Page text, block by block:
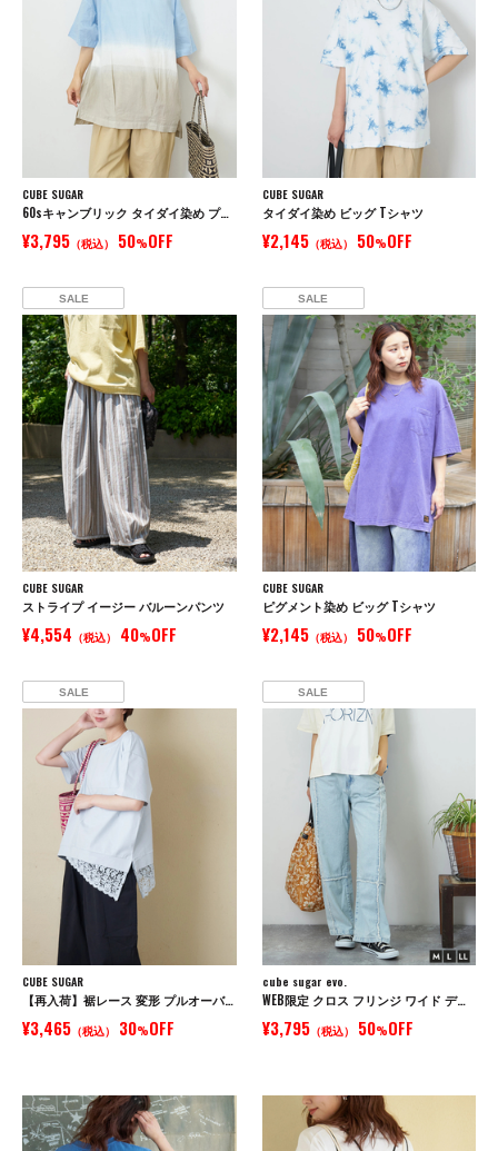
CUBE SUGAR
60sキャンブリック タイダイ染め プルオーバーシャツ
¥3,795 （税込） 50%OFF
CUBE SUGAR
タイダイ染め ビッグ Tシャツ
¥2,145（税込） 50%OFF
SALE
CUBE SUGAR
ストライプ イージー バルーンパンツ
¥4,554 （税込） 40%OFF
SALE
CUBE SUGAR
ピグメント染め ビッグ Tシャツ
¥2,145（税込） 50%OFF
SALE
CUBE SUGAR
【再入荷】裾レース 変形 プルオーバー Tシャツ
¥3,465 （税込） 30%OFF
SALE
cube sugar evo.
WEB限定 クロス フリンジ ワイド デニム パンツ
¥3,795（税込） 50%OFF